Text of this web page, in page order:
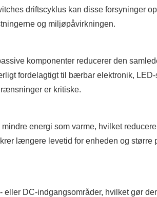
driftscyklus kan disse forsyninger
og miljøpåvirkningen.
komponenter reducerer den
fordelagtigt til bærbar elektronik, LED-
er kritiske.
energi som varme, hvilket
længere levetid for enheden og større
eller DC-indgangsområder, hvilket gør